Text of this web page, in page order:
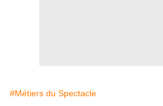
#Métiers du Spectacle